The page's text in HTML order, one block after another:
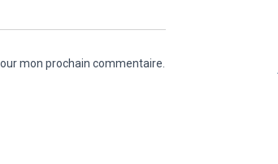
mon prochain commentaire.